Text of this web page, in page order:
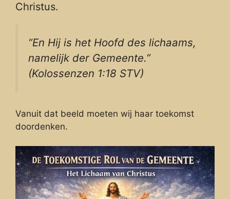
Christus.
“En Hij is het Hoofd des lichaams,
namelijk der Gemeente.”
(Kolossenzen 1:18 STV)
Vanuit dat beeld moeten wij haar toekomst
doordenken.